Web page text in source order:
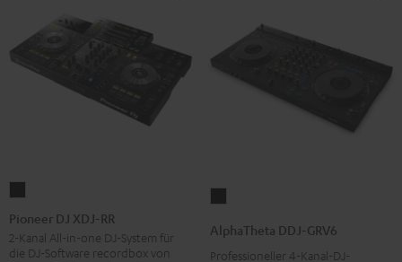
XDJ-
RR
Pioneer DJ XDJ-RR
2-Kanal All-in-one DJ-System für
die DJ-Software recordbox von
GRV6
AlphaTheta DDJ-GRV6
Professioneller 4-Kanal-DJ-